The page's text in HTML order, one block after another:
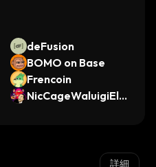
deFusion
BOMO on Base
Frencoin
NicCageWaluigiElm
詳細